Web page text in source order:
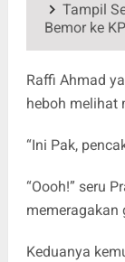
Tampil
Bemor ke
Raffi Ahmad
heboh melihat
“Ini Pak,
“Oooh!” seru
memeragakan
Keduanya